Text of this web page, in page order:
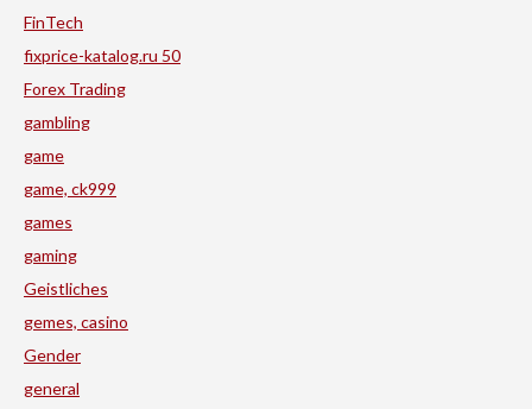
FinTech
fixprice-katalog.ru 50
Forex Trading
gambling
game
game, ck999
games
gaming
Geistliches
gemes, casino
Gender
general